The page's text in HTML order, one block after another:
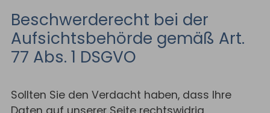
Beschwerderecht bei der
Aufsichtsbehörde gemäß Art.
77 Abs. 1 DSGVO
Sollten Sie den Verdacht haben, dass Ihre